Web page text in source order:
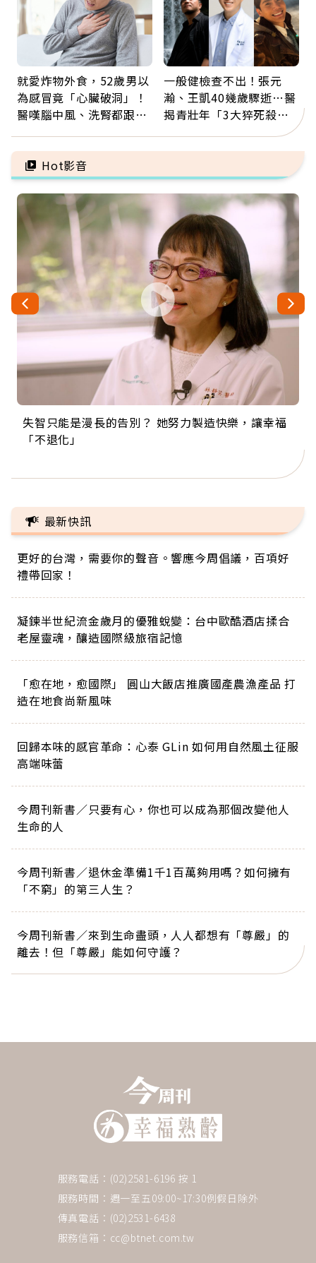
就愛炸物外食，52歲男以
為感冒竟「心臟破洞」！
醫嘆腦中風、洗腎都跟它
救
一般健檢查不出！張元
瀚、王凱40幾歲驟逝…醫
揭青壯年「3大猝死殺
手」：靠2檢查揪出9成地
雷
Hot影音
失智只能是漫長的告別？ 她努力製造快樂，讓幸福
「不退化」
來自剛果的巧克力神父 為台灣奉獻36年 「台灣是我
的家，我連作夢都講台語！」
63歲卸矽谷副總、搬回台灣找快樂！「蛋黃哥小
丑」走進安養院，逗樂上萬爺奶：退休後才開始真
104歲打破金氏世界紀錄 成為全球最年長羽球選
手，分享長壽的秘密原來是「這個」
事業巔峰他選擇追夢…黑手阿伯拉小提琴還登上小
巨蛋！連CNN都大讚！
最新快訊
更好的台灣，需要你的聲音。響應今周倡議，百項好
禮帶回家！
凝鍊半世紀流金歲月的優雅蛻變：台中歐酷酒店揉合
老屋靈魂，釀造國際級旅宿記憶
「愈在地，愈國際」 圓山大飯店推廣國產農漁產品 打
造在地食尚新風味
回歸本味的感官革命：心泰 GLin 如何用自然風土征服
高端味蕾
今周刊新書／只要有心，你也可以成為那個改變他人
生命的人
今周刊新書／退休金準備1千1百萬夠用嗎？如何擁有
「不窮」的第三人生？
今周刊新書／來到生命盡頭，人人都想有「尊嚴」的
離去！但「尊嚴」能如何守護？
服務電話：(02)2581-6196 按 1
服務時間：週一至五09:00~17:30例假日除外
傳真電話：(02)2531-6438
服務信箱： cc@btnet.com.tw